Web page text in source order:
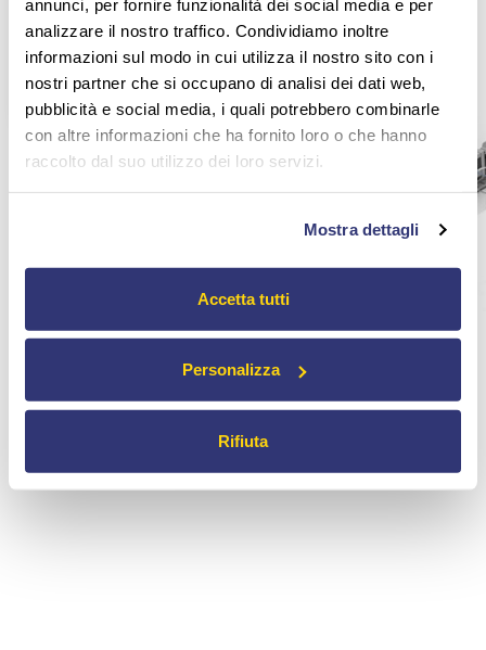
annunci, per fornire funzionalità dei social media e per
analizzare il nostro traffico. Condividiamo inoltre
informazioni sul modo in cui utilizza il nostro sito con i
nostri partner che si occupano di analisi dei dati web,
pubblicità e social media, i quali potrebbero combinarle
con altre informazioni che ha fornito loro o che hanno
raccolto dal suo utilizzo dei loro servizi.
Mostra dettagli
Accetta tutti
Personalizza
Rifiuta
ACCEDI